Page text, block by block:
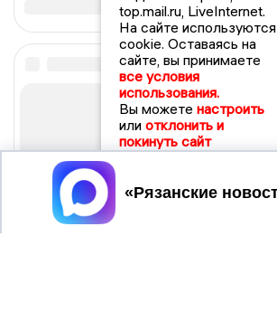
top.mail.ru, LiveInternet.
На сайте используются
cookie. Оставаясь на
сайте, вы принимаете
все условия
использования.
Вы можете настроить
или отклонить и
покинуть сайт
Принять